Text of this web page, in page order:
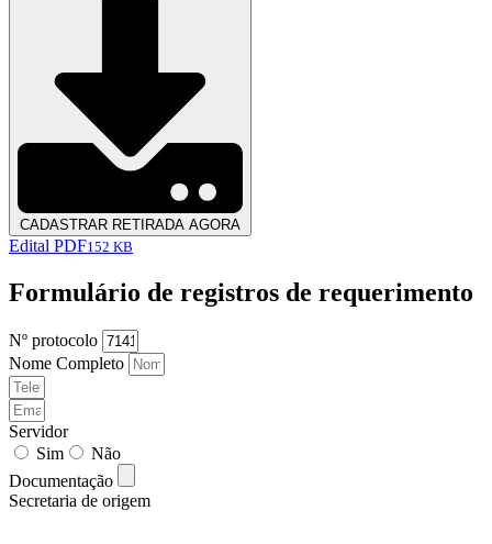
CADASTRAR RETIRADA AGORA
Edital PDF152 KB
Formulário de registros de requerimento
Nº protocolo
Nome Completo
Servidor
Sim
Não
Documentação
Secretaria de origem